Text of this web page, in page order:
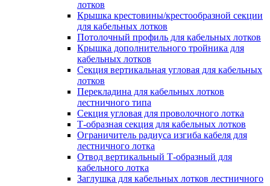
лотков
Крышка крестовины/крестообразной секции
для кабельных лотков
Потолочный профиль для кабельных лотков
Крышка дополнительного тройника для
кабельных лотков
Секция вертикальная угловая для кабельных
лотков
Перекладина для кабельных лотков
лестничного типа
Секция угловая для проволочного лотка
Т-образная секция для кабельных лотков
Ограничитель радиуса изгиба кабеля для
лестничного лотка
Отвод вертикальный Т-образный для
кабельного лотка
Заглушка для кабельных лотков лестничного